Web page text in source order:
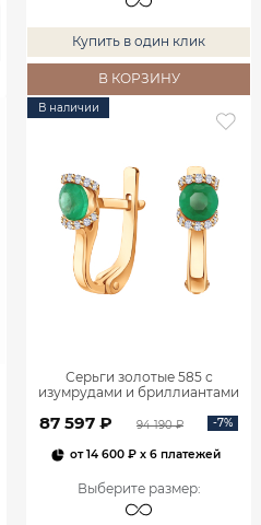
Купить в один клик
В КОРЗИНУ
В наличии
Серьги золотые 585 с
изумрудами и бриллиантами
87 597 ₽ 94 190 ₽ -7%
от14 600 ₽ x 6 платежей
Выберите размер: